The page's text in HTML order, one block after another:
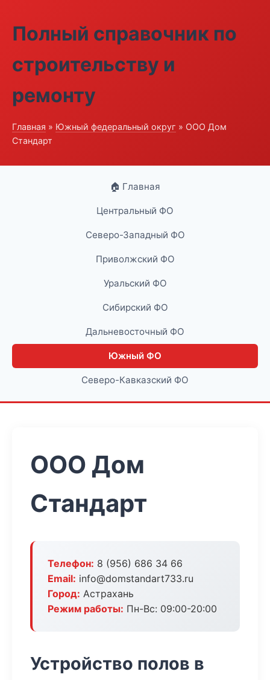
Полный справочник по
строительству и
ремонту
Главная » Южный федеральный округ » ООО Дом
Стандарт
🏠 Главная
Центральный ФО
Северо-Западный ФО
Приволжский ФО
Уральский ФО
Сибирский ФО
Дальневосточный ФО
Южный ФО
Северо-Кавказский ФО
ООО Дом
Стандарт
Телефон: 8 (956) 686 34 66
Email: info@domstandart733.ru
Город: Астрахань
Режим работы: Пн-Вс: 09:00-20:00
Устройство полов в